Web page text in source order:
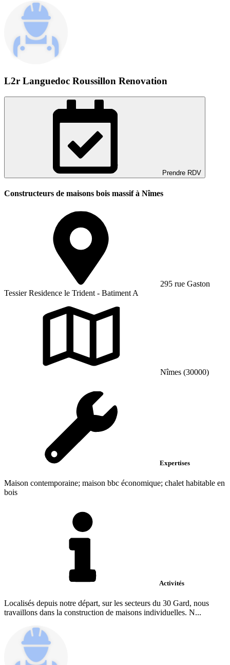
L2r Languedoc Roussillon Renovation
Prendre RDV
Constructeurs de maisons bois massif à Nîmes
295 rue Gaston
Tessier Residence le Trident - Batiment A
Nîmes (30000)
Expertises
Maison contemporaine; maison bbc économique; chalet habitable en
bois
Activités
Localisés depuis notre départ, sur les secteurs du 30 Gard, nous
travaillons dans la construction de maisons individuelles. N...